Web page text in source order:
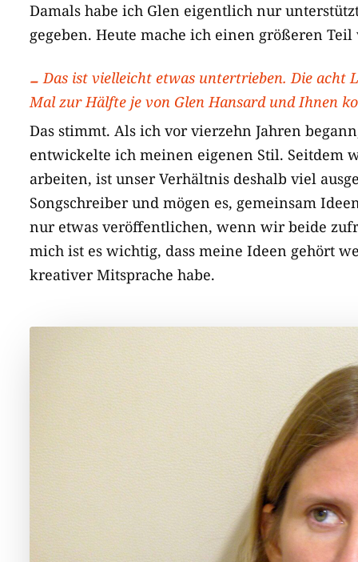
Damals habe ich Glen eigentlich nur
gegeben. Heute mache ich einen größeren Teil
Das ist vielleicht etwas untertrieben. Die acht
Mal zur Hälfte je von Glen Hansard und Ihnen
Das stimmt. Als ich vor vierzehn Jahren
entwickelte ich meinen eigenen Stil. Seitdem
arbeiten, ist unser Verhältnis deshalb viel
Songschreiber und mögen es, gemeinsam
nur etwas veröffentlichen, wenn wir beide
mich ist es wichtig, dass meine Ideen gehört
kreativer Mitsprache habe.